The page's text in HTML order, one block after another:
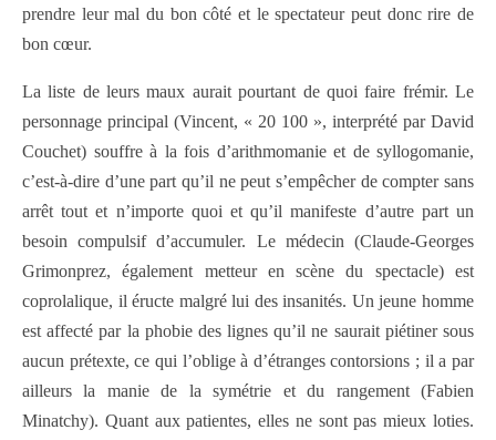
prendre leur mal du bon côté et le spectateur peut donc rire de
bon cœur.
La liste de leurs maux aurait pourtant de quoi faire frémir. Le
personnage principal (Vincent, « 20 100 », interprété par David
Couchet) souffre à la fois d’arithmomanie et de syllogomanie,
c’est-à-dire d’une part qu’il ne peut s’empêcher de compter sans
arrêt tout et n’importe quoi et qu’il manifeste d’autre part un
besoin compulsif d’accumuler. Le médecin (Claude-Georges
Grimonprez, également metteur en scène du spectacle) est
coprolalique, il éructe malgré lui des insanités. Un jeune homme
est affecté par la phobie des lignes qu’il ne saurait piétiner sous
aucun prétexte, ce qui l’oblige à d’étranges contorsions ; il a par
ailleurs la manie de la symétrie et du rangement (Fabien
Minatchy). Quant aux patientes, elles ne sont pas mieux loties.